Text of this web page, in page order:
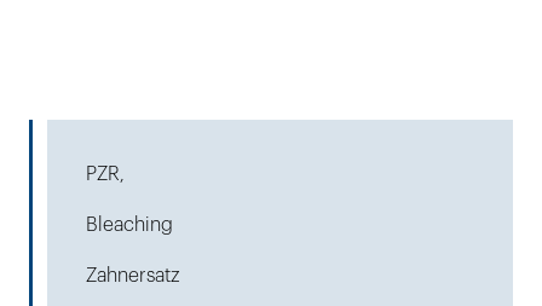
PZR,
Bleaching
Zahnersatz